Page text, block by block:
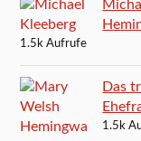
1.5k Aufrufe
Das
1.5k